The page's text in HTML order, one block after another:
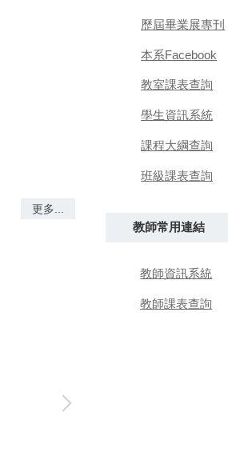
更多...
歷屆畢業展專刊
本系Facebook
教室課表查詢
學生資訊系統
課程大綱查詢
班級課表查詢
教師常用連結
教師資訊系統
教師課表查詢